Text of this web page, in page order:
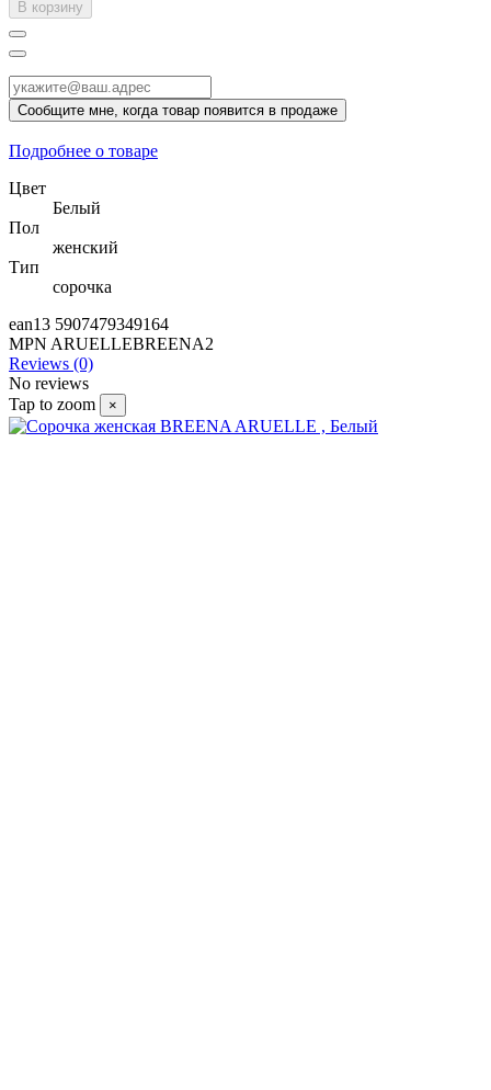
В корзину
Подробнее о товаре
Цвет
Белый
Пол
женский
Тип
сорочка
ean13 5907479349164
MPN ARUELLEBREENA2
Reviews (0)
No reviews
Tap to zoom
×